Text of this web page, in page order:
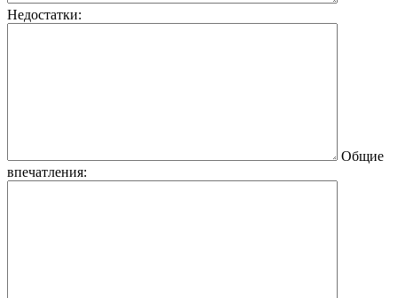
Недостатки:
Общие
впечатления: